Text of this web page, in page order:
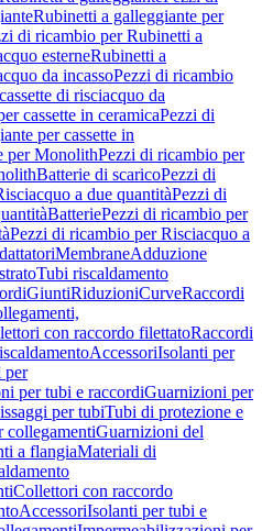
Rubinetti a galleggiante per
di ricambio per Rubinetti a
esterneRubinetti a
da incassoPezzi di ricambio
di risciacquo da
cassette in ceramicaPezzi di
per cassette in
per MonolithPezzi di ricambio per
Batterie di scaricoPezzi di
a due quantitàPezzi di
BatteriePezzi di ricambio per
Pezzi di ricambio per Risciacquo a
MembraneAdduzione
Tubi riscaldamento
GiuntiRiduzioniCurveRaccordi
con raccordo filettatoRaccordi
AccessoriIsolanti per
per
per tubi e raccordiGuarnizioni per
per tubiTubi di protezione e
collegamentiGuarnizioni del
a flangiaMateriali di
Collettori con raccordo
AccessoriIsolanti per tubi e